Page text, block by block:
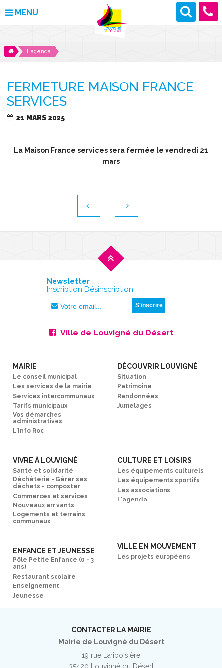
MENU
MAIRIE
DÉCOUVRIR LOUVIGNÉ
CULTURE ET LOISIRS
DES PROJETS POUR DEMAIN
L'agenda
FERMETURE MAISON FRANCE
SERVICES
21 MARS 2025
La Maison France services sera fermée le vendredi 21
mars
Newsletter
Inscription Désinscription
Ville de Louvigné du Désert
MAIRIE
Le conseil municipal
Les services de la mairie
Services intercommunaux
Tarifs municipaux
Vos démarches
administratives
L'Info Roc
DÉCOUVRIR LOUVIGNÉ
Situation
Patrimoine
Randonnées
Jumelages
VIVRE À LOUVIGNÉ
Santé et solidarité
Déchèterie - Gérer ses
déchets - composter
Commerces et services
Nouveaux arrivants
Logements et terrains
communaux
CULTURE ET LOISIRS
Les équipements culturels
Les équipements sportifs
Les associations
L'agenda
ENFANCE ET JEUNESSE
Pôle Petite Enfance (0 - 3
ans)
Restaurant scolaire
Enseignement
Jeunesse
VILLE EN MOUVEMENT
Les projets européens
CONTACTER LA MAIRIE
Mairie de Louvigné du Désert
19 rue Lariboisière
35420 Louvigné du Désert